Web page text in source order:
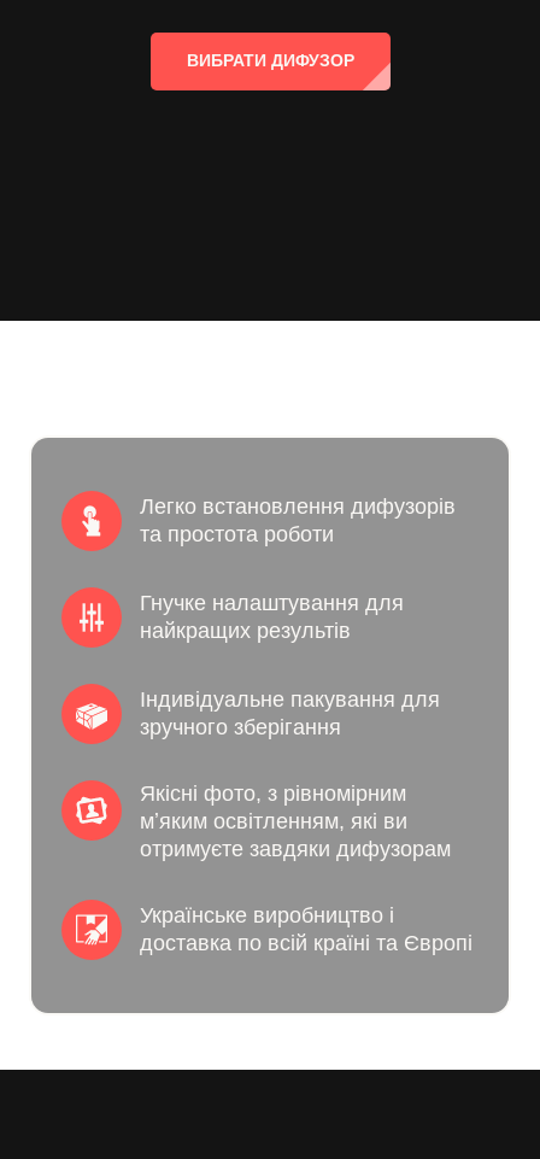
ВИБРАТИ ДИФУЗОР
Легко встановлення дифузорів
та простота роботи
Гнучке налаштування для
найкращих результів
Індивідуальне пакування для
зручного зберігання
Якісні фото, з рівномірним
мʼяким освітленням, які ви
отримуєте завдяки дифузорам
Українське виробництво і
доставка по всій країні та Європі